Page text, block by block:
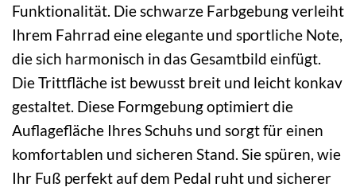
Funktionalität. Die schwarze Farbgebung verleiht
Ihrem Fahrrad eine elegante und sportliche Note,
die sich harmonisch in das Gesamtbild einfügt.
Die Trittfläche ist bewusst breit und leicht konkav
gestaltet. Diese Formgebung optimiert die
Auflagefläche Ihres Schuhs und sorgt für einen
komfortablen und sicheren Stand. Sie spüren, wie
Ihr Fuß perfekt auf dem Pedal ruht und sicherer